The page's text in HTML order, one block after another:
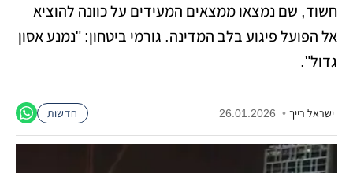
חשוד, שם נמצאו ממצאים המעידים על כוונה להוציא
אל הפועל פיגוע בלב המדינה. גורמי ביטחון: "נמנע אסון
גדול".
ישראל רייך •
26.01.2026 חדשות